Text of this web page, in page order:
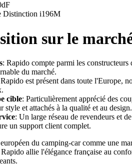
Distinction i196M
sur le
: Rapido compte parmi les constructeurs
du marché.
est présent dans toute l'Europe,
cible: Particulièrement apprécié des
style et attachés à la qualité et au design.
: Un large réseau de revendeurs et
un support client complet.
du camping-car comme une
allie l'élégance française au